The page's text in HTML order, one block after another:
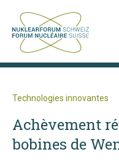
Technologies innovantes
Achèvement
bobines de